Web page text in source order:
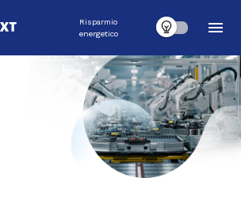
Risparmio
energetico